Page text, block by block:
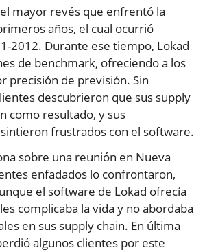
mayor revés que enfrentó la
años, el cual ocurrió
2012. Durante ese tiempo, Lokad
de benchmark, ofreciendo a los
precisión de previsión. Sin
descubrieron que sus supply
como resultado, y sus
frustrados con el software.
sobre una reunión en Nueva
enfadados lo confrontaron,
el software de Lokad ofrecía
complicaba la vida y no abordaba
en sus supply chain. En última
algunos clientes por este